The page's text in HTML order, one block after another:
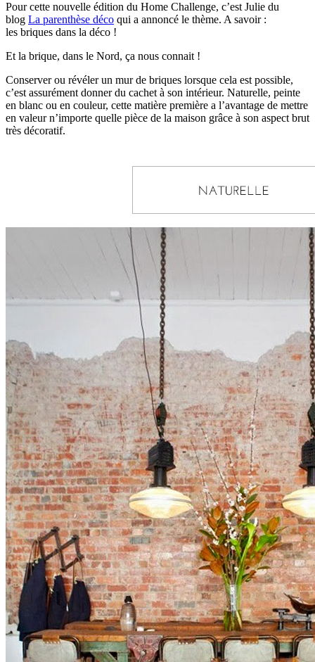
Pour cette nouvelle édition du Home Challenge, c’est Julie du
blog La parenthèse déco qui a annoncé le thème. A savoir :
les briques dans la déco !
Et la brique, dans le Nord, ça nous connait !
Conserver ou révéler un mur de briques lorsque cela est possible,
c’est assurément donner du cachet à son intérieur. Naturelle, peinte
en blanc ou en couleur, cette matière première a l’avantage de mettre
en valeur n’importe quelle pièce de la maison grâce à son aspect brut
très décoratif.